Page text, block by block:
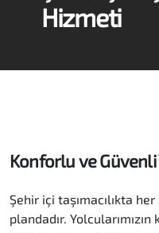
Hizmeti
Konforlu ve
Şehir içi taşımacılıkta
plandadır.